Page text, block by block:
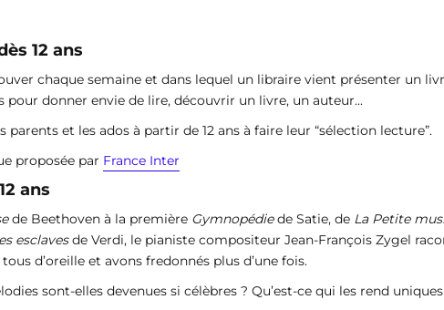
12 ans
chaque semaine et dans lequel un libraire vient présenter un
pour donner envie de lire, découvrir un livre, un auteur...
parents et les ados à partir de 12 ans à faire leur “sélection lecture”.
proposée par France Inter
ans
de Beethoven à la première Gymnopédiede Satie, de La Petite
esclavesde Verdi, le pianiste compositeur Jean-François Zygel
d’oreille et avons fredonnés plus d’une fois.
sont-elles devenues si célèbres ? Qu’est-ce qui les rend